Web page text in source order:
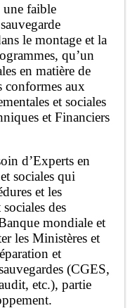
une faible
le montage et la
qu’un
en matière de
conformes aux
et sociales
et Financiers
d’Experts en
sociales qui
et les
des
mondiale et
les Ministères et
et
(CGES,
etc.), partie